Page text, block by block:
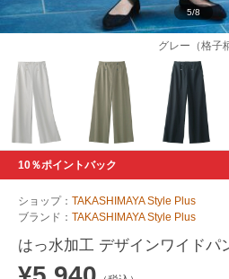
グレー（格子
5/8
10％ポイントバック
ショップ： TAKASHIMAYA Style Plus
ブランド： TAKASHIMAYA Style Plus
はっ水加工 デザインワイドパ